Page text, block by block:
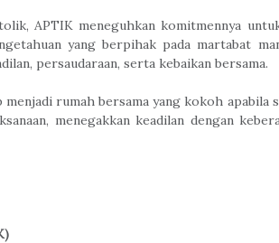
APTIK meneguhkan komitmennya
yang berpihak pada martabat
persaudaraan, serta kebaikan bersama.
rumah bersama yang kokoh apabila
menegakkan keadilan dengan